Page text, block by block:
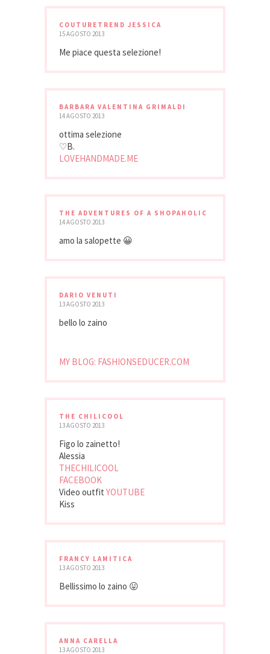
COUTURETREND JESSICA
15 AGOSTO 2013
Me piace questa selezione!
BARBARA VALENTINA GRIMALDI
14 AGOSTO 2013
ottima selezione
♡B.
LOVEHANDMADE.ME
THE ADVENTURES OF A SHOPAHOLIC
14 AGOSTO 2013
amo la salopette 😀
DARIO VENUTI
13 AGOSTO 2013
bello lo zaino
MY BLOG: FASHIONSEDUCER.COM
THE CHILICOOL
13 AGOSTO 2013
Figo lo zainetto!
Alessia
THECHILICOOL
FACEBOOK
Video outfit YOUTUBE
Kiss
FRANCY LAMITICA
13 AGOSTO 2013
Bellissimo lo zaino 😛
ANNA CARELLA
13 AGOSTO 2013